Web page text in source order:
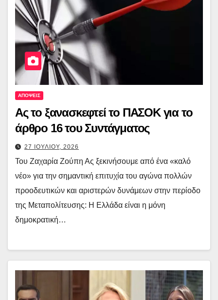
ΑΠΟΨΕΙΣ
Ας το ξανασκεφτεί το ΠΑΣΟΚ για το
άρθρο 16 του Συντάγματος
27 ΙΟΥΛΙΟΥ, 2026
Του Ζαχαρία Ζούπη Ας ξεκινήσουμε από ένα «καλό
νέο» για την σημαντική επιτυχία του αγώνα πολλών
προοδευτικών και αριστερών δυνάμεων στην περίοδο
της Μεταπολίτευσης: Η Ελλάδα είναι η μόνη
δημοκρατική…